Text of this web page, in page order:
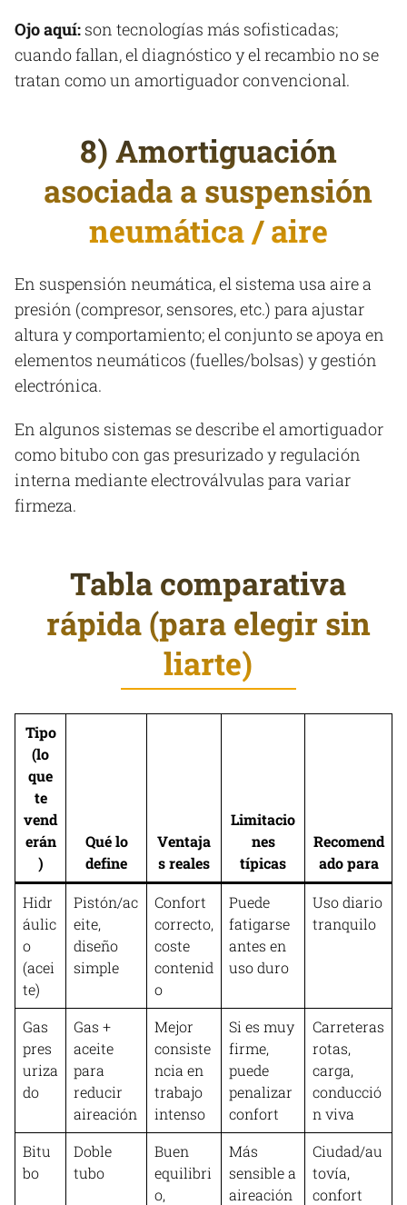
Ojo aquí: son tecnologías más sofisticadas;
cuando fallan, el diagnóstico y el recambio no se
tratan como un amortiguador convencional.
8) Amortiguación
asociada a suspensión
neumática / aire
En suspensión neumática, el sistema usa aire a
presión (compresor, sensores, etc.) para ajustar
altura y comportamiento; el conjunto se apoya en
elementos neumáticos (fuelles/bolsas) y gestión
electrónica.
En algunos sistemas se describe el amortiguador
como bitubo con gas presurizado y regulación
interna mediante electroválvulas para variar
firmeza.
Tabla comparativa
rápida (para elegir sin
liarte)
Tipo
(lo
que
te
vend
erán
)
Qué lo
define
Ventaja
s reales
Limitacio
nes
típicas
Recomend
ado para
Hidr
áulic
o
(acei
te)
Pistón/ac
eite,
diseño
simple
Confort
correcto,
coste
contenid
o
Puede
fatigarse
antes en
uso duro
Uso diario
tranquilo
Gas
pres
uriza
do
Gas +
aceite
para
reducir
aireación
Mejor
consiste
ncia en
trabajo
intenso
Si es muy
firme,
puede
penalizar
confort
Carreteras
rotas,
carga,
conducció
n viva
Bitu
bo
Doble
tubo
Buen
equilibri
o,
Más
sensible a
aireación
Ciudad/au
tovía,
confort